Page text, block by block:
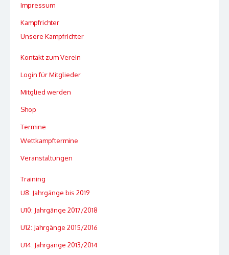
Impressum
Kampfrichter
Unsere Kampfrichter
Kontakt zum Verein
Login für Mitglieder
Mitglied werden
Shop
Termine
Wettkampftermine
Veranstaltungen
Training
U8: Jahrgänge bis 2019
U10: Jahrgänge 2017/2018
U12: Jahrgänge 2015/2016
U14: Jahrgänge 2013/2014